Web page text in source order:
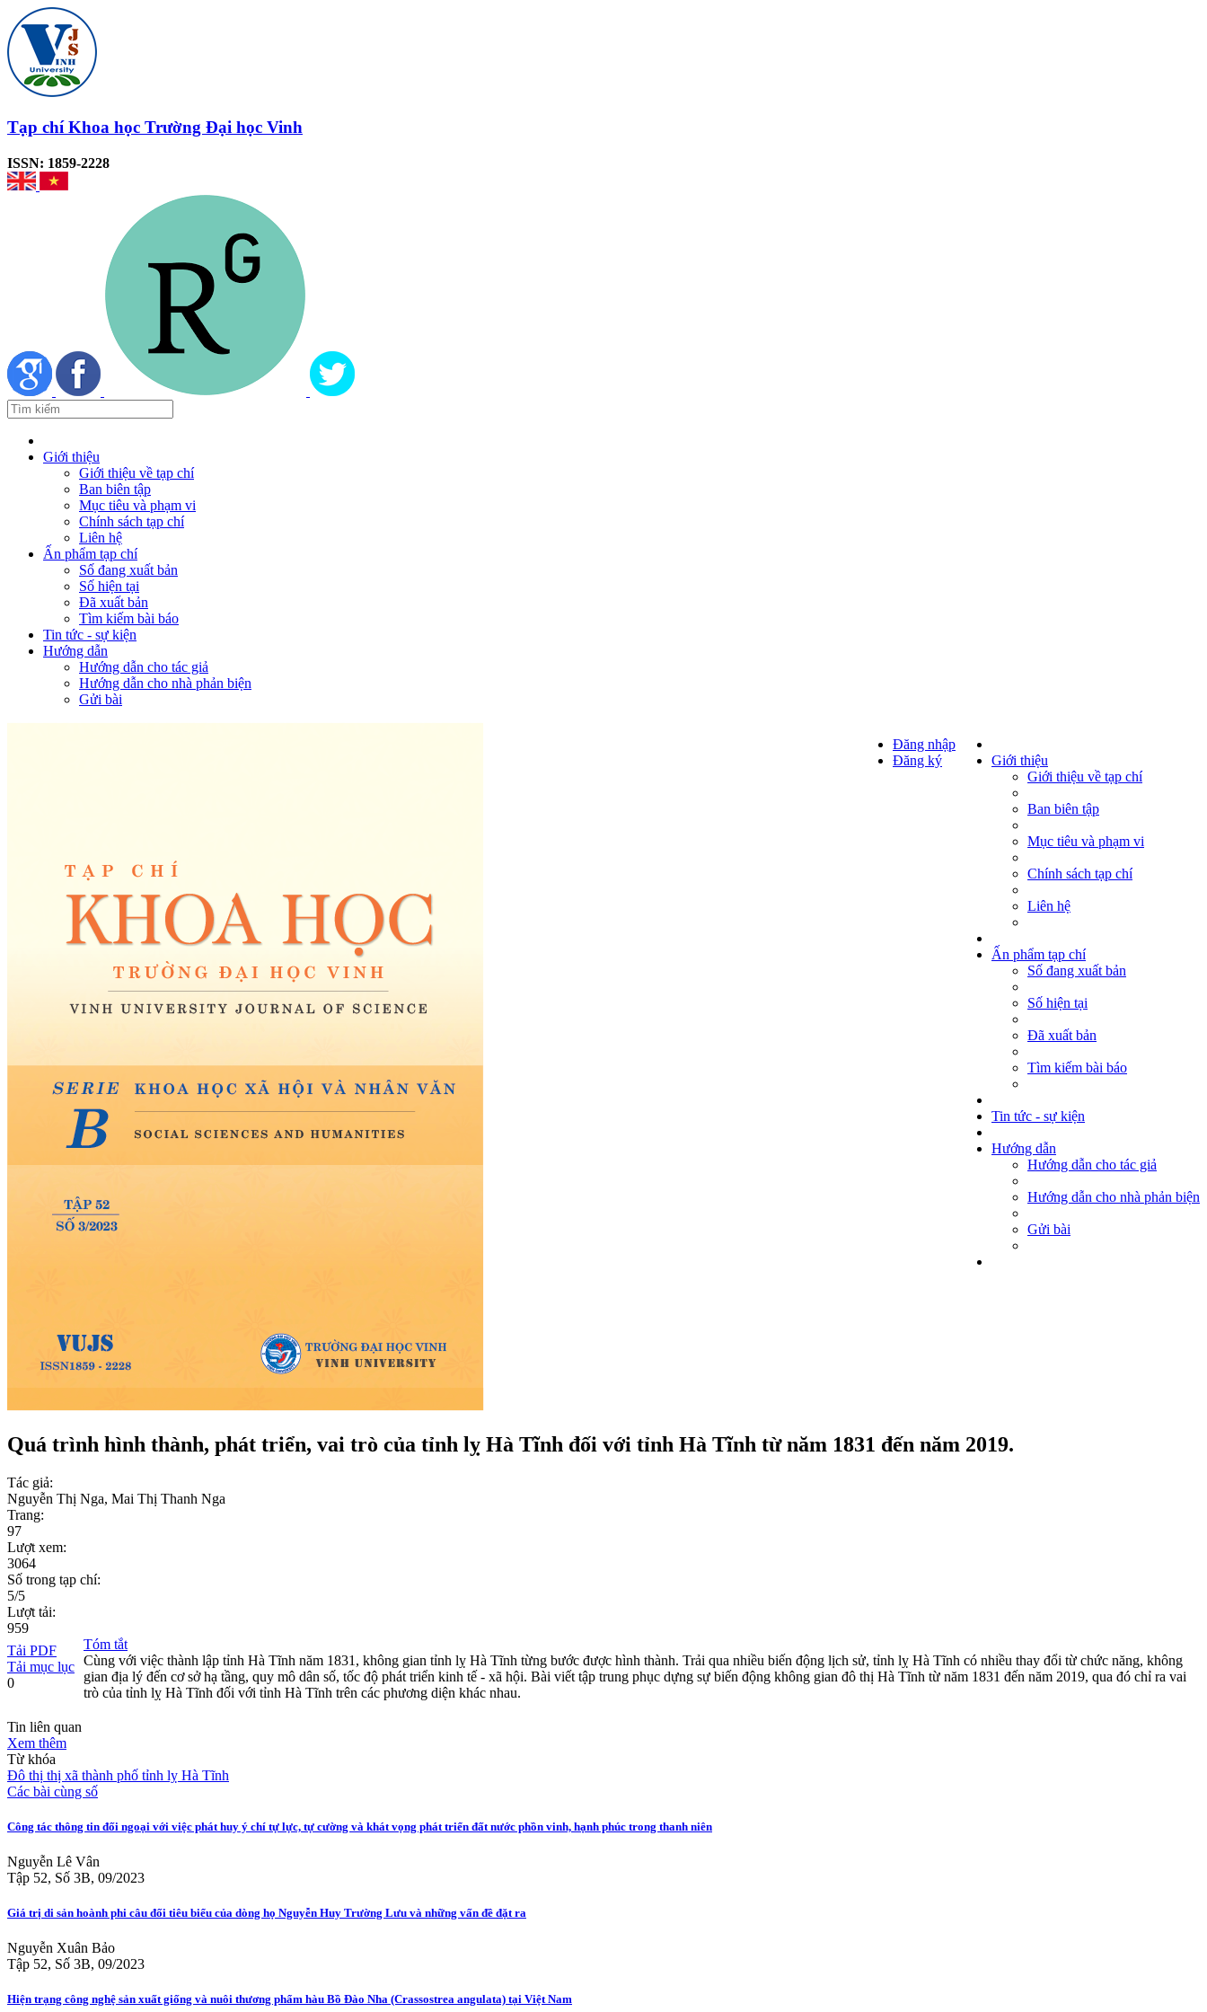
Tạp chí Khoa học Trường Đại học Vinh
ISSN: 1859-2228
Giới thiệu
Giới thiệu về tạp chí
Ban biên tập
Mục tiêu và phạm vi
Chính sách tạp chí
Liên hệ
Ấn phẩm tạp chí
Số đang xuất bản
Số hiện tại
Đã xuất bản
Tìm kiếm bài báo
Tin tức - sự kiện
Hướng dẫn
Hướng dẫn cho tác giả
Hướng dẫn cho nhà phản biện
Gửi bài
Giới thiệu
Giới thiệu về tạp chí
Ban biên tập
Mục tiêu và phạm vi
Chính sách tạp chí
Liên hệ
Ấn phẩm tạp chí
Số đang xuất bản
Số hiện tại
Đã xuất bản
Tìm kiếm bài báo
Tin tức - sự kiện
Hướng dẫn
Hướng dẫn cho tác giả
Hướng dẫn cho nhà phản biện
Gửi bài
Đăng nhập
Đăng ký
Quá trình hình thành, phát triển, vai trò của tỉnh lỵ Hà Tĩnh đối với tỉnh Hà Tĩnh từ năm 1831 đến năm 2019.
Tác giả:
Nguyễn Thị Nga, Mai Thị Thanh Nga
Trang:
97
Lượt xem:
3064
Số trong tạp chí:
5/5
Lượt tải:
959
Tải PDF
Tải mục lục
0
Tóm tắt
Cùng với việc thành lập tỉnh Hà Tĩnh năm 1831, không gian tỉnh lỵ Hà Tĩnh từng bước được hình thành. Trải qua nhiều biến động lịch sử, tỉnh lỵ Hà Tĩnh có nhiều thay đổi từ chức năng, không
gian địa lý đến cơ sở hạ tầng, quy mô dân số, tốc độ phát triển kinh tế - xã hội. Bài viết tập trung phục dựng sự biến động không gian đô thị Hà Tĩnh từ năm 1831 đến năm 2019, qua đó chỉ ra vai
trò của tỉnh lỵ Hà Tĩnh đối với tỉnh Hà Tĩnh trên các phương diện khác nhau.
Tin liên quan
Xem thêm
Từ khóa
Đô thị thị xã thành phố tỉnh lỵ Hà Tĩnh
Các bài cùng số
Công tác thông tin đối ngoại với việc phát huy ý chí tự lực, tự cường và khát vọng phát triển đất nước phồn vinh, hạnh phúc trong thanh niên
Nguyễn Lê Vân
Tập 52, Số 3B, 09/2023
Giá trị di sản hoành phi câu đối tiêu biểu của dòng họ Nguyễn Huy Trường Lưu và những vấn đề đặt ra
Nguyễn Xuân Bảo
Tập 52, Số 3B, 09/2023
Hiện trạng công nghệ sản xuất giống và nuôi thương phẩm hàu Bồ Đào Nha (Crassostrea angulata) tại Việt Nam